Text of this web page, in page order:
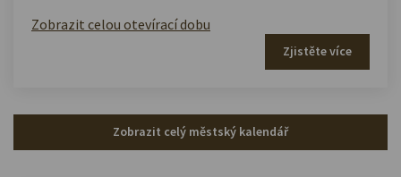
Zobrazit celou otevírací dobu
Zjistěte více
Zobrazit celý městský kalendář